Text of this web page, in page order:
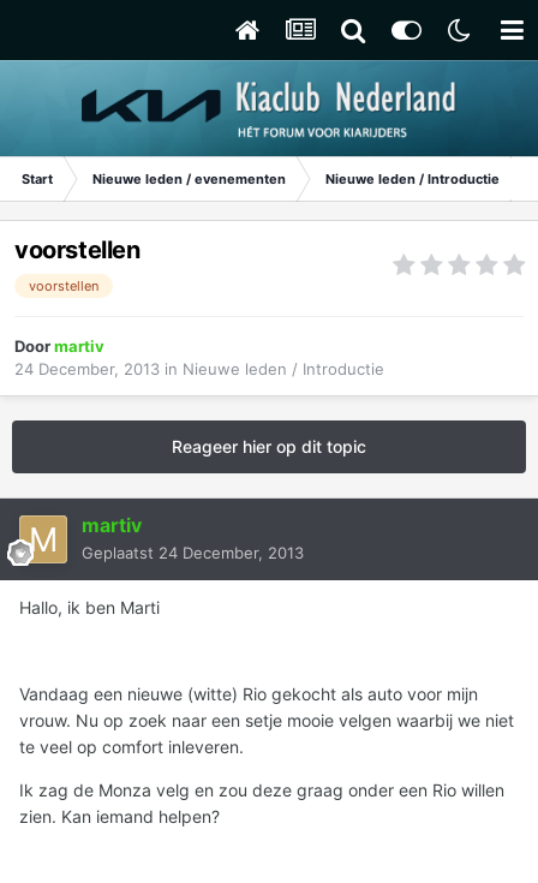
Start Nieuwe leden / evenementen Nieuwe leden / Introductie
voorstellen
voorstellen
Doormartiv
24 December, 2013 in Nieuwe leden / Introductie
Reageer hier op dit topic
martiv
Geplaatst 24 December, 2013
Hallo, ik ben Marti
Vandaag een nieuwe (witte) Rio gekocht als auto voor mijn
vrouw. Nu op zoek naar een setje mooie velgen waarbij we niet
te veel op comfort inleveren.
Ik zag de Monza velg en zou deze graag onder een Rio willen
zien. Kan iemand helpen?